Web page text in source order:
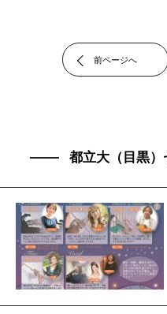
前ページへ
都立大（目黒